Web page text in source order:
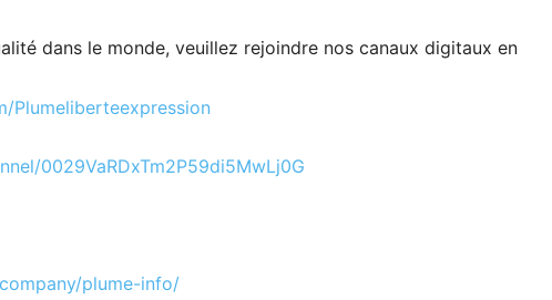
dans le monde, veuillez rejoindre nos canaux digitaux en
Plumeliberteexpression
0029VaRDxTm2P59di5MwLj0G
company/plume-info/